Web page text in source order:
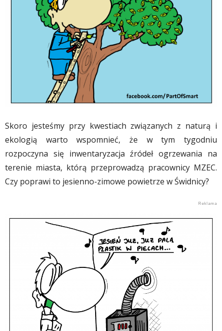
Skoro jesteśmy przy kwestiach związanych z naturą i
ekologią warto wspomnieć, że w tym tygodniu
rozpoczyna się inwentaryzacja źródeł ogrzewania na
terenie miasta, którą przeprowadzą pracownicy MZEC.
Czy poprawi to jesienno-zimowe powietrze w Świdnicy?